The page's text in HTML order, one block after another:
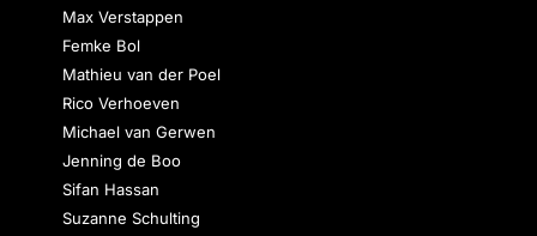
Max Verstappen
Femke Bol
Mathieu van der Poel
Rico Verhoeven
Michael van Gerwen
Jenning de Boo
Sifan Hassan
Suzanne Schulting